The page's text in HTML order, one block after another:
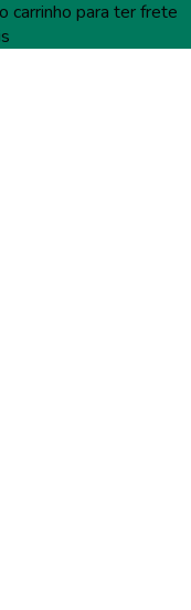
carrinho para terfrete